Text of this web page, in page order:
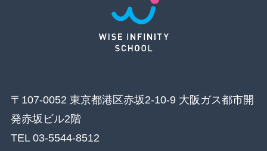
〒107-0052 東京都港区赤坂2-10-9 大阪ガス都市開
発赤坂ビル2階
TEL 03-5544-8512